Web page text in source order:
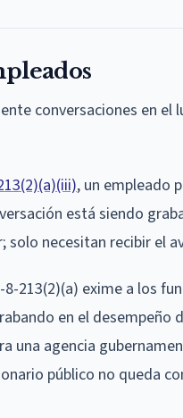
conversaciones en
, un empleado
está siendo
solo necesitan recibir el
8-213(2)(a) exime a los
en el desempeño
una agencia
público no queda